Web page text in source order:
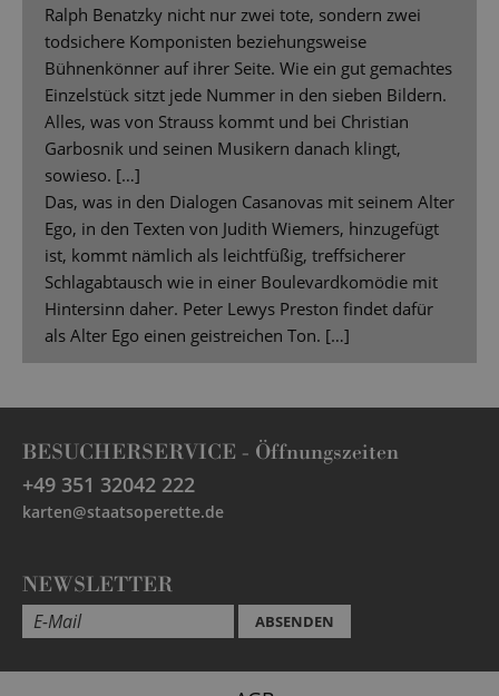
Ralph Benatzky nicht nur zwei tote, sondern zwei
todsichere Komponisten beziehungsweise
Bühnenkönner auf ihrer Seite. Wie ein gut gemachtes
Einzelstück sitzt jede Nummer in den sieben Bildern.
Alles, was von Strauss kommt und bei Christian
Garbosnik und seinen Musikern danach klingt,
sowieso. […]
Das, was in den Dialogen Casanovas mit seinem Alter
Ego, in den Texten von Judith Wiemers, hinzugefügt
ist, kommt nämlich als leichtfüßig, treffsicherer
Schlagabtausch wie in einer Boulevardkomödie mit
Hintersinn daher. Peter Lewys Preston findet dafür
als Alter Ego einen geistreichen Ton. […]
BESUCHERSERVICE - Öffnungszeiten
+49 351 32042 222
karten@staatsoperette.de
NEWSLETTER
ABSENDEN